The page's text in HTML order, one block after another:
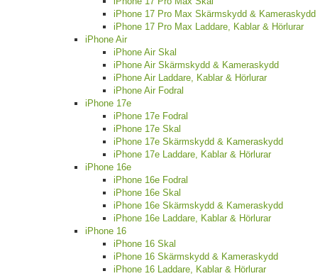
iPhone 17 Pro Max Skärmskydd & Kameraskydd
iPhone 17 Pro Max Laddare, Kablar & Hörlurar
iPhone Air
iPhone Air Skal
iPhone Air Skärmskydd & Kameraskydd
iPhone Air Laddare, Kablar & Hörlurar
iPhone Air Fodral
iPhone 17e
iPhone 17e Fodral
iPhone 17e Skal
iPhone 17e Skärmskydd & Kameraskydd
iPhone 17e Laddare, Kablar & Hörlurar
iPhone 16e
iPhone 16e Fodral
iPhone 16e Skal
iPhone 16e Skärmskydd & Kameraskydd
iPhone 16e Laddare, Kablar & Hörlurar
iPhone 16
iPhone 16 Skal
iPhone 16 Skärmskydd & Kameraskydd
iPhone 16 Laddare, Kablar & Hörlurar